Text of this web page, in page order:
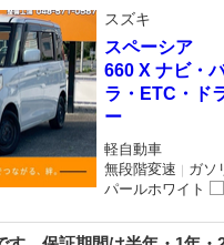
スズキ
スペーシア
660 X ナビ・
ラ・ETC・ド
ー
軽自動車
無段階変速 ｜ ガソ
パールホワイト